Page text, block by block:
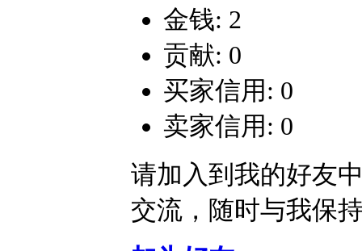
金钱: 2
贡献: 0
买家信用: 0
卖家信用: 0
请加入到我的好友
交流，随时与我保